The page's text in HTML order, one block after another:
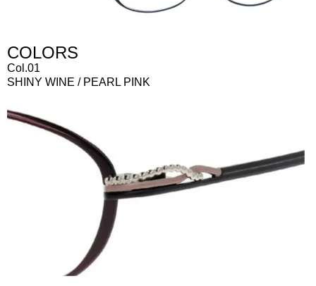
COLORS
Col.01
SHINY WINE / PEARL PINK